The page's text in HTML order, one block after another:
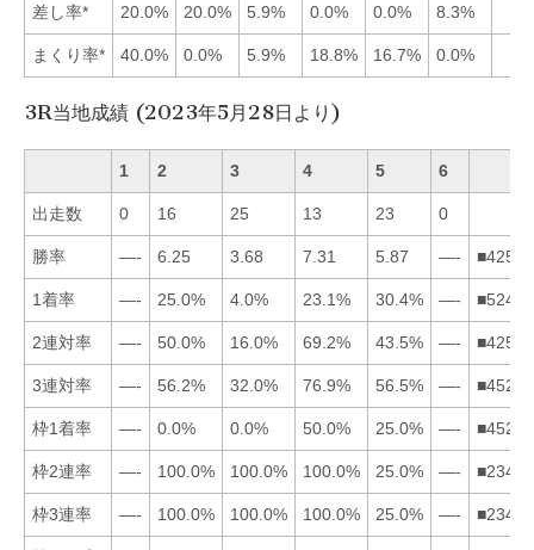
差し率* 20.0% 20.0% 5.9% 0.0% 0.0% 8.3%
まくり率* 40.0% 0.0% 5.9% 18.8% 16.7% 0.0%
3R当地成績 (2023年5月28日より)
1 2 3 4 5 6
出走数 0 16 25 13 23 0
勝率 —- 6.25 3.68 7.31 5.87 —-
1着率 —- 25.0% 4.0% 23.1% 30.4% —-
2連対率 —- 50.0% 16.0% 69.2% 43.5% —-
3連対率 —- 56.2% 32.0% 76.9% 56.5% —-
枠1着率 —- 0.0% 0.0% 50.0% 25.0% —-
枠2連率 —- 100.0% 100.0% 100.0% 25.0% —-
枠3連率 —- 100.0% 100.0% 100.0% 25.0% —-